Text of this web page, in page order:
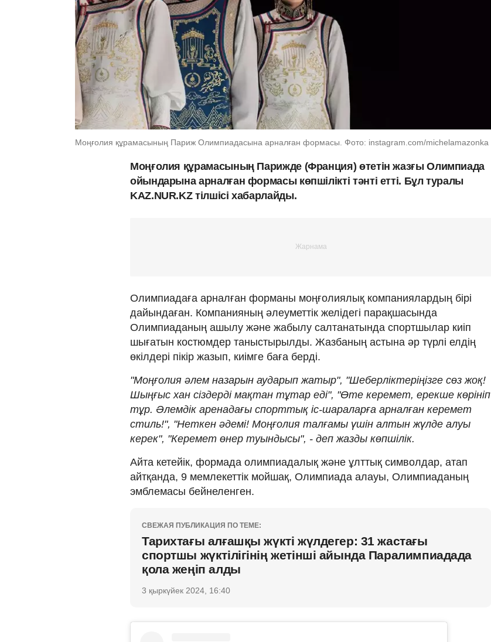
Моңғолия құрамасының Париж Олимпиадасына арналған формасы. Фото: instagram.com/michelamazonka
Моңғолия құрамасының Парижде (Франция) өтетін жазғы Олимпиада
ойындарына арналған формасы көпшілікті тәнті етті. Бұл туралы
KAZ.NUR.KZ тілшісі хабарлайды.
Олимпиадаға арналған форманы моңғолиялық компаниялардың бірі
дайындаған. Компанияның әлеуметтік желідегі парақшасында
Олимпиаданың ашылу және жабылу салтанатында спортшылар киіп
шығатын костюмдер таныстырылды. Жазбаның астына әр түрлі елдің
өкілдері пікір жазып, киімге баға берді.
"Моңғолия әлем назарын аударып жатыр", "Шеберліктеріңізге сөз жоқ!
Шыңғыс хан сіздерді мақтан тұтар еді", "Өте керемет, ерекше көрініп
тұр. Әлемдік аренадағы спорттық іс-шараларға арналған керемет
стиль!", "Неткен әдемі! Моңғолия талғамы үшін алтын жүлде алуы
керек", "Керемет өнер туындысы", - деп жазды көпшілік.
Айта кетейік, формада олимпиадалық және ұлттық символдар, атап
айтқанда, 9 мемлекеттік мойшақ, Олимпиада алауы, Олимпиаданың
эмблемасы бейнеленген.
СВЕЖАЯ ПУБЛИКАЦИЯ ПО ТЕМЕ:
Тарихтағы алғашқы жүкті жүлдегер: 31 жастағы
спортшы жүктілігінің жетінші айында Паралимпиадада
қола жеңіп алды
3 қыркүйек 2024, 16:40